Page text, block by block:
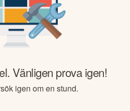
Vänligen prova igen!
igen om en stund.